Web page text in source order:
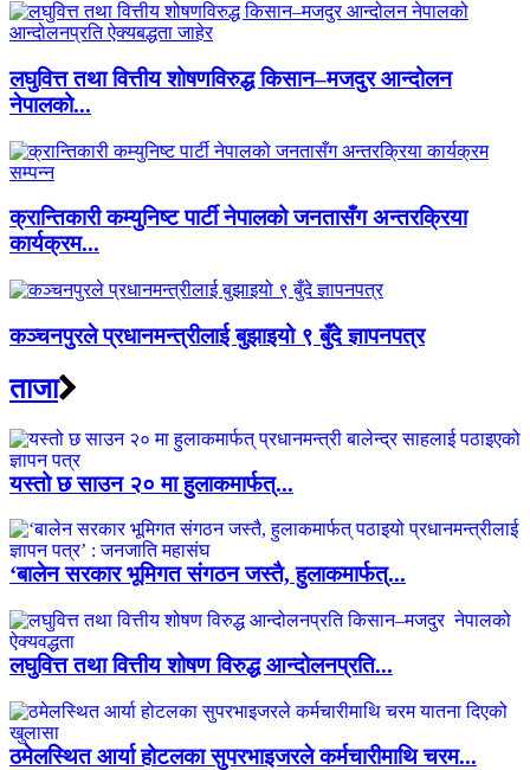
लघुवित्त तथा वित्तीय शोषणविरुद्ध किसान–मजदुर आन्दोलन
नेपालको...
क्रान्तिकारी कम्युनिष्ट पार्टी नेपालको जनतासँग अन्तरक्रिया
कार्यक्रम...
कञ्चनपुरले प्रधानमन्त्रीलाई बुझाइयो ९ बुँदे ज्ञापनपत्र
ताजा
यस्तो छ साउन २० मा हुलाकमार्फत्...
‘बालेन सरकार भूमिगत संगठन जस्तै, हुलाकमार्फत्...
लघुवित्त तथा वित्तीय शोषण विरुद्ध आन्दोलनप्रति...
ठमेलस्थित आर्या होटलका सुपरभाइजरले कर्मचारीमाथि चरम...